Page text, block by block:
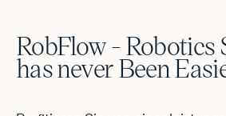
RobFlow - Robotics
has never Been